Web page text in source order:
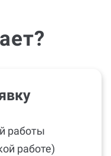
работы
работе)